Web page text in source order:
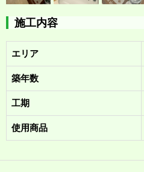
施工内容
エリア
築年数
工期
使用商品